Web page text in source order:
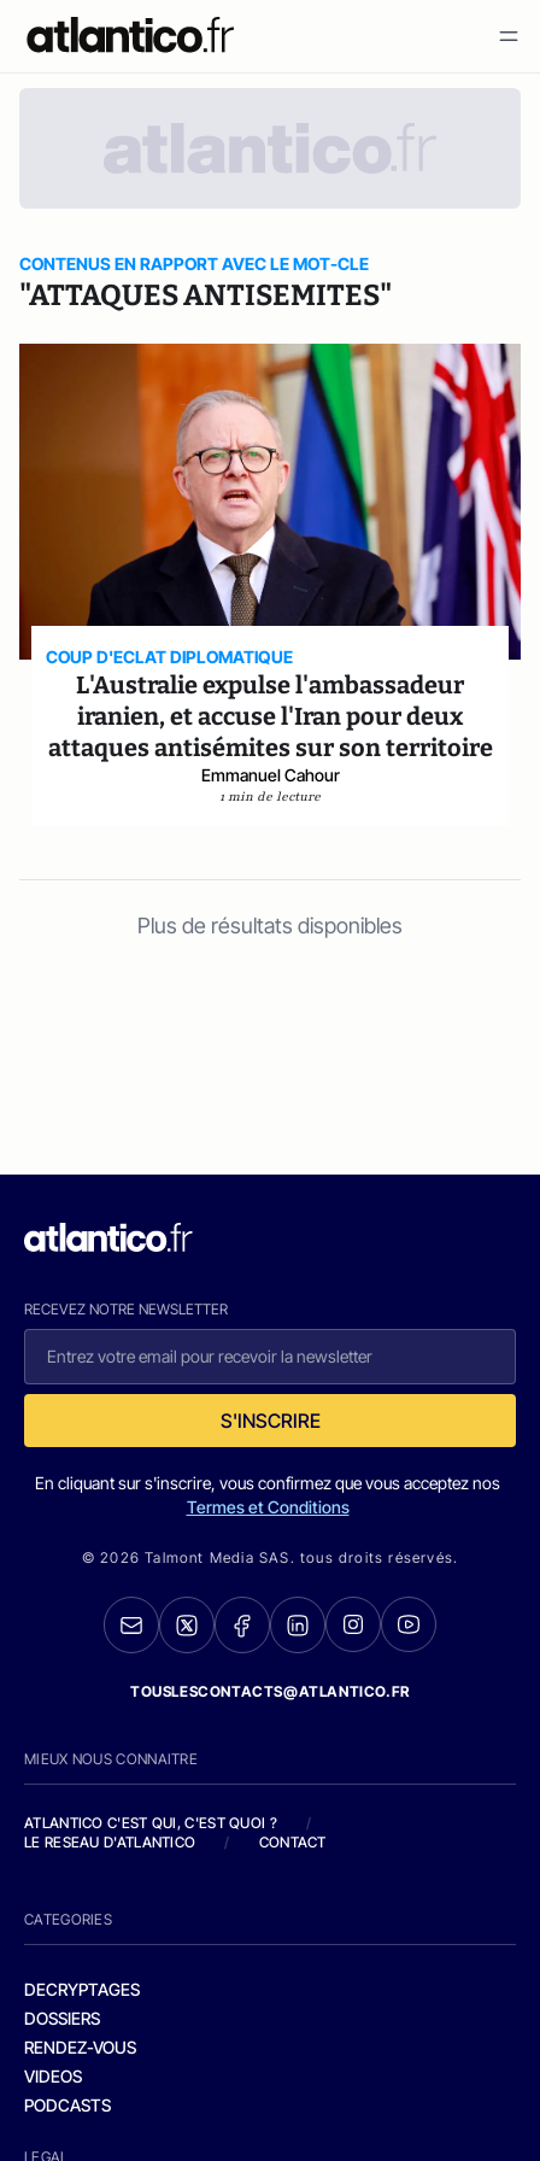
CONTENUS EN RAPPORT AVEC LE MOT-CLE
"ATTAQUES ANTISEMITES"
COUP D'ECLAT DIPLOMATIQUE
L'Australie expulse l'ambassadeur
iranien, et accuse l'Iran pour deux
attaques antisémites sur son territoire
Emmanuel Cahour
1 min de lecture
Plus de résultats disponibles
RECEVEZ NOTRE NEWSLETTER
S'INSCRIRE
En cliquant sur s'inscrire, vous confirmez que vous acceptez nos
Termes et Conditions
© 2026 Talmont Media SAS. tous droits réservés.
TOUSLESCONTACTS@ATLANTICO.FR
MIEUX NOUS CONNAITRE
ATLANTICO C'EST QUI, C'EST QUOI ?
/
LE RESEAU D'ATLANTICO
/ CONTACT
CATEGORIES
DECRYPTAGES
DOSSIERS
RENDEZ-VOUS
VIDEOS
PODCASTS
LEGAL